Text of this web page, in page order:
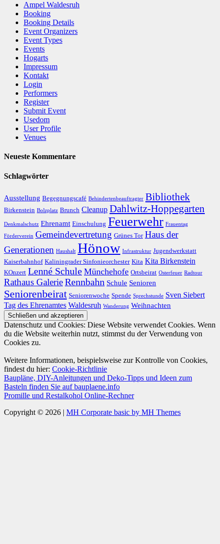
Ampel Waldesruh
Booking
Booking Details
Event Organizers
Event Types
Events
Hogarts
Impressum
Kontakt
Login
Performers
Register
Submit Event
Usedom
User Profile
Venues
Neueste Kommentare
Schlagwörter
Ausstellung Begegnungscafé Behindertenbeauftragter Bibliothek
Birkenstein Bolzplatz Brunch Cleanup Dahlwitz-Hoppegarten
Denkmalschutz Ehrenamt Einschulung Feuerwehr Frauentag
Förderverein Gemeindevertretung Grünes Tor Haus der
Generationen Haushalt Hönow Infrastruktur Jugendwerkstatt
Kaiserbahnhof Kaliningrader Sinfonieorchester Kita Kita Birkenstein
KOnzert Lenné Schule Münchehofe Ortsbeirat Osterfeuer Radtour
Rathaus GalerieRennbahn Schule Senioren
Seniorenbeirat Seniorenwoche Spende Sprechstunde Sven Siebert
Tag des Ehrenamtes Waldesruh Wanderung Weihnachten
Datenschutz und Cookies: Diese Website verwendet Cookies. Wenn
du die Website weiterhin nutzt, stimmst du der Verwendung von
Cookies zu.
Weitere Informationen, beispielsweise zur Kontrolle von Cookies,
findest du hier: Cookie-Richtlinie
Baupläne, DIY-Anleitungen und Deko-Tipps und Ideen zum
Basteln finden Sie auf bauplaene.info
Promille und Restalkohol Online-Rechner
Copyright © 2026 | MH Corporate basic by MH Themes